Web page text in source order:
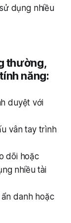
dụng nhiều
thường,
năng:
duyệt với
vân tay trình
dõi hoặc
nhiều tài
danh hoặc